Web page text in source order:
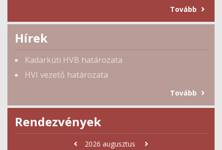
Tovább
Hírek
Kadarkúti HVB határozata
HVI vezető határozata
Tovább
Rendezvények
2026 augusztus